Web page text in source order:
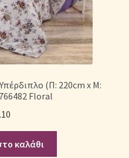
(Π: 220cm x Μ:
Floral
καλάθι